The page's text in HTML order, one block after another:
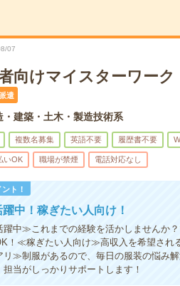
07
者向けマイスターワー
遣
・建築・土木・製造技術系
複数名募集 英語不要 履歴書不要
いOK 職場が禁煙 電話対応なし
ト！
中！稼ぎたい人向け！
中≫これまでの経験を活かしませんか
！≪稼ぎたい人向け≫高収入を希望され
リ≫制服があるので、毎日の服装の悩み
担当がしっかりサポートします！